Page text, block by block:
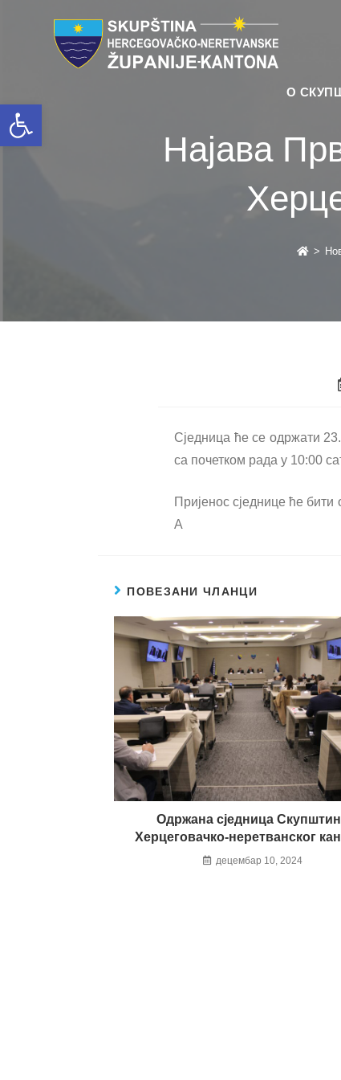
Open toolbar
О
Најава
>
Сједница ће се одржати
са почетком рада у 10:00
Пријенос сједнице ће
A
ПОВЕЗАНИ ЧЛАНЦИ
Одржана сједница
Херцеговачко-неретванског
децембар 10, 2024